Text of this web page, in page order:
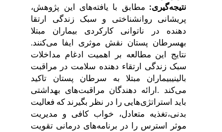
نتیجهگیری: مطابق با یافتههای این پژوهش،
پریشانی
روانشناختی سبک زندگی
ارتقا
دهنده
در ناتوانی کارکردی بیماران
مبتلا
بهسرطان پستان نقش موثری ایفا میکنند.
نتایج این مطالعه بر اهمیت ادغام مداخلات
سبک زندگی ارتقاء دهنده سلامت در
مراقبت
بالینیبیماران مبتلا به سرطان پستان
تاکید
میکند. ارائه دهندگان مراقبتهای بهداشتی
باید استراتژیهایی را در نظر بگیرند که فعالیت
بدنی، تغذیه متعادل، خواب کافی
مدیریت
موثر
استرس را در برنامههای درمانی تقویت